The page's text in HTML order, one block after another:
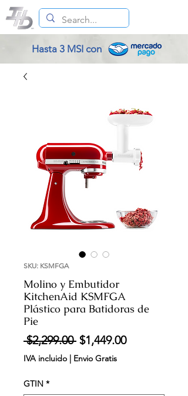
Hasta 3 MSI con
SKU: KSMFGA
Molino y Embutidor
KitchenAid KSMFGA
Plástico para Batidoras de
Pie
$2,299.00 Precio
$1,449.00Precio
IVA incluido Envio Gratis
GTIN *